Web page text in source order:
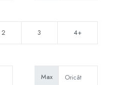
2 3 4+
Max